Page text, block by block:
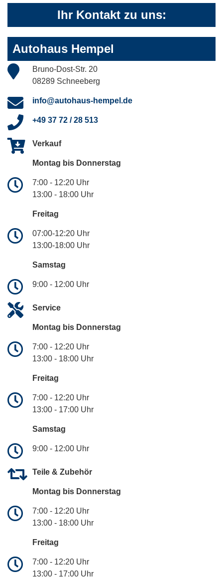
Ihr Kontakt zu uns:
Autohaus Hempel
Bruno-Dost-Str. 20
08289 Schneeberg
info@autohaus-hempel.de
+49 37 72 / 28 513
Verkauf
Montag bis Donnerstag
7:00 - 12:20 Uhr
13:00 - 18:00 Uhr
Freitag
07:00-12:20 Uhr
13:00-18:00 Uhr
Samstag
9:00 - 12:00 Uhr
Service
Montag bis Donnerstag
7:00 - 12:20 Uhr
13:00 - 18:00 Uhr
Freitag
7:00 - 12:20 Uhr
13:00 - 17:00 Uhr
Samstag
9:00 - 12:00 Uhr
Teile & Zubehör
Montag bis Donnerstag
7:00 - 12:20 Uhr
13:00 - 18:00 Uhr
Freitag
7:00 - 12:20 Uhr
13:00 - 17:00 Uhr